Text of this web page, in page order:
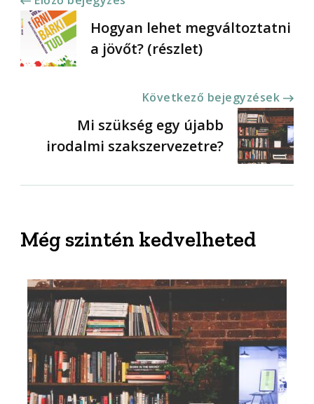
Bejegyzések
navigációja
Hogyan lehet megváltoztatni
a jövőt? (részlet)
Következő bejegyzések
Mi szükség egy újabb
irodalmi szakszervezetre?
Még szintén kedvelheted